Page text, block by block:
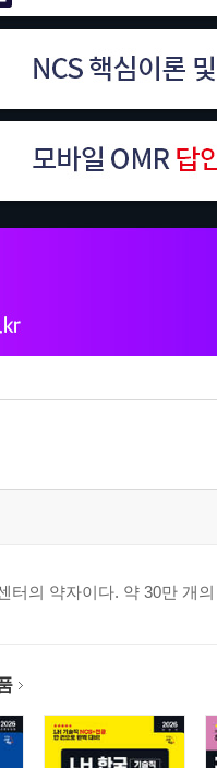
터의 약자이다. 약 30만 개